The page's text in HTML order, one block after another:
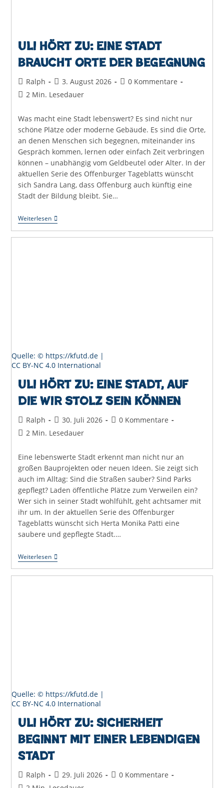
Uli hört zu: Eine Stadt
braucht Orte der Begegnung
Beitrags-
Autor:
Ralph
Beitrag
veröffentlicht:
3. August 2026
Beitrags-
0 Kommentare
Lesedauer:
2 Min. Lesedauer
Was macht eine Stadt lebenswert? Es sind nicht nur
schöne Plätze oder moderne Gebäude. Es sind die Orte,
an denen Menschen sich begegnen, miteinander ins
Gespräch kommen, lernen oder einfach Zeit verbringen
können – unabhängig vom Geldbeutel oder Alter. In der
aktuellen Serie des Offenburger Tageblatts wünscht
sich Sandra Lang, dass Offenburg auch künftig eine
Stadt der Bildung bleibt. Sie…
WeiterlesenUli
Hört
Quelle: © https://kfutd.de |
CC BY-NC 4.0 International
Uli hört zu: Eine Stadt, auf
die wir stolz sein können
Beitrags-
Autor:
Ralph
Beitrag
veröffentlicht:
30. Juli 2026
Beitrags-
0 Kommentare
Lesedauer:
2 Min. Lesedauer
Eine lebenswerte Stadt erkennt man nicht nur an
großen Bauprojekten oder neuen Ideen. Sie zeigt sich
auch im Alltag: Sind die Straßen sauber? Sind Parks
gepflegt? Laden öffentliche Plätze zum Verweilen ein?
Wer sich in seiner Stadt wohlfühlt, geht achtsamer mit
ihr um. In der aktuellen Serie des Offenburger
Tageblatts wünscht sich Herta Monika Patti eine
saubere und gepflegte Stadt.…
WeiterlesenUli
Hört
Quelle: © https://kfutd.de |
CC BY-NC 4.0 International
Uli hört zu: Sicherheit
beginnt mit einer lebendigen
Stadt
Beitrags-
Autor:
Ralph
Beitrag
veröffentlicht:
29. Juli 2026
Beitrags-
0 Kommentare